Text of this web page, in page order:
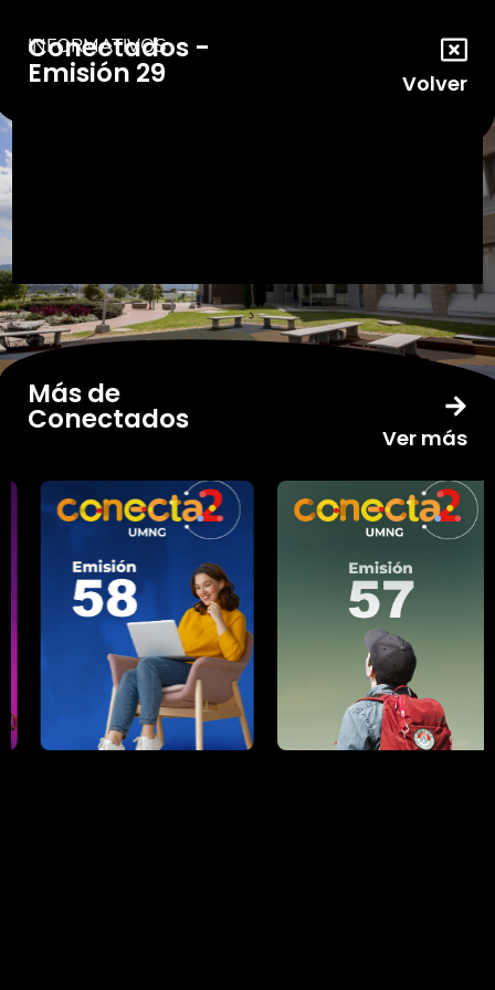
INFORMATIVOS
Conectados -
Emisión 29 Volver
Más de
Conectados
Ver más